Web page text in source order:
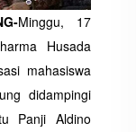
Minggu, 17
Husada
mahasiswa
didampingi
Panji Aldino